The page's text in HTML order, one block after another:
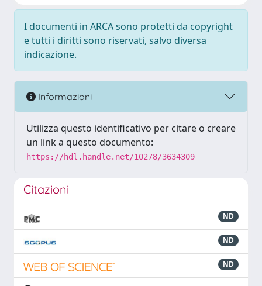
I documenti in ARCA sono protetti da copyright
e tutti i diritti sono riservati, salvo diversa
indicazione.
Informazioni
Utilizza questo identificativo per citare o creare
un link a questo documento:
https://hdl.handle.net/10278/3634309
Citazioni
ND
ND
ND